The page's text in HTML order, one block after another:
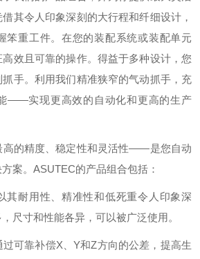
其令人印象深刻的大行程和纤细设计，
笨重工件。在您的装配系统或装配单元
效且可靠的操作。得益于多种设计，您
手。利用我们精准狭窄的气动抓手，充
——实现更高效的自动化和更高的生产
高的精度、稳定性和灵活性——是您自动
案。ASUTEC的产品组合包括：
其耐用性、精准性和低死重令人印象深
尺寸和性能各异，可以被广泛使用。
可靠补偿X、Y和Z方向的公差，提高生